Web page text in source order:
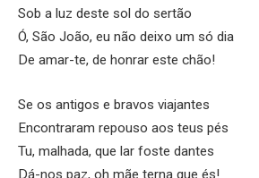
Sob a luz deste sol do sertão
Ó, São João, eu não deixo um só dia
De amar-te, de honrar este chão!
Se os antigos e bravos viajantes
Encontraram repouso aos teus pés
Tu, malhada, que lar foste dantes
Dá-nos paz, oh mãe terna que és!